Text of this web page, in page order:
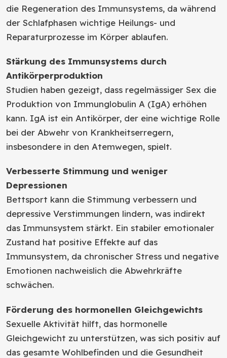
die Regeneration des Immunsystems, da während
der Schlafphasen wichtige Heilungs- und
Reparaturprozesse im Körper ablaufen.
Stärkung des Immunsystems durch
Antikörperproduktion
Studien haben gezeigt, dass regelmässiger Sex die
Produktion von Immunglobulin A (IgA) erhöhen
kann. IgA ist ein Antikörper, der eine wichtige Rolle
bei der Abwehr von Krankheitserregern,
insbesondere in den Atemwegen, spielt.
Verbesserte Stimmung und weniger
Depressionen
Bettsport kann die Stimmung verbessern und
depressive Verstimmungen lindern, was indirekt
das Immunsystem stärkt. Ein stabiler emotionaler
Zustand hat positive Effekte auf das
Immunsystem, da chronischer Stress und negative
Emotionen nachweislich die Abwehrkräfte
schwächen.
Förderung des hormonellen Gleichgewichts
Sexuelle Aktivität hilft, das hormonelle
Gleichgewicht zu unterstützen, was sich positiv auf
das gesamte Wohlbefinden und die Gesundheit